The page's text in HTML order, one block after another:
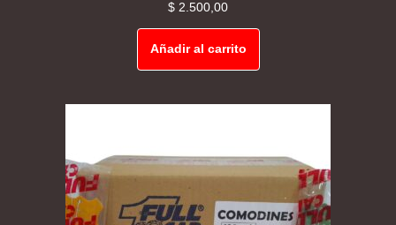
$ 2.500,00
Añadir al carrito